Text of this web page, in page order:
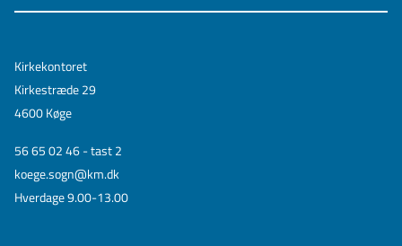
Kirkekontoret
Kirkestræde 29
4600 Køge
56 65 02 46 - tast 2
koege.sogn@km.dk
Hverdage 9.00-13.00